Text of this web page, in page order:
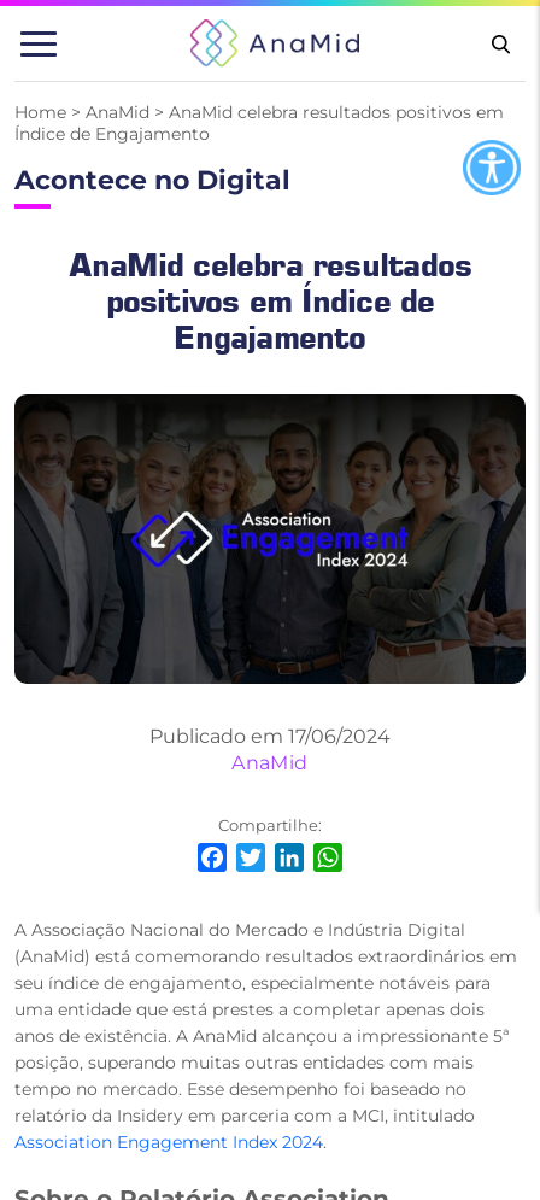
Pular
para
Home > AnaMid > AnaMid celebra resultados positivos em
Índice de Engajamento
Acontece no Digital
AnaMid celebra resultados
positivos em Índice de
Engajamento
Publicado em 17/06/2024
AnaMid
Compartilhe:
A Associação Nacional do Mercado e Indústria Digital
(AnaMid) está comemorando resultados extraordinários em
seu índice de engajamento, especialmente notáveis para
uma entidade que está prestes a completar apenas dois
anos de existência. A AnaMid alcançou a impressionante 5ª
posição, superando muitas outras entidades com mais
tempo no mercado. Esse desempenho foi baseado no
relatório da Insidery em parceria com a MCI, intitulado
Association Engagement Index 2024.